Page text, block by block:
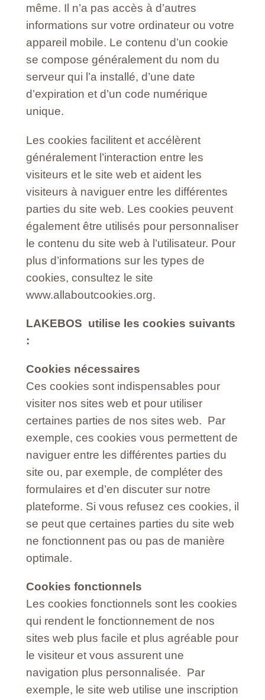
même. Il n’a pas accès à d’autres
informations sur votre ordinateur ou votre
appareil mobile. Le contenu d’un cookie
se compose généralement du nom du
serveur qui l’a installé, d’une date
d’expiration et d’un code numérique
unique.
Les cookies facilitent et accélèrent
généralement l’interaction entre les
visiteurs et le site web et aident les
visiteurs à naviguer entre les différentes
parties du site web. Les cookies peuvent
également être utilisés pour personnaliser
le contenu du site web à l’utilisateur. Pour
plus d’informations sur les types de
cookies, consultez le site
www.allaboutcookies.org.
LAKEBOS utilise les cookies suivants
:
Cookies nécessaires
Ces cookies sont indispensables pour
visiter nos sites web et pour utiliser
certaines parties de nos sites web. Par
exemple, ces cookies vous permettent de
naviguer entre les différentes parties du
site ou, par exemple, de compléter des
formulaires et d’en discuter sur notre
plateforme. Si vous refusez ces cookies, il
se peut que certaines parties du site web
ne fonctionnent pas ou pas de manière
optimale.
Cookies fonctionnels
Les cookies fonctionnels sont les cookies
qui rendent le fonctionnement de nos
sites web plus facile et plus agréable pour
le visiteur et vous assurent une
navigation plus personnalisée. Par
exemple, le site web utilise une inscription